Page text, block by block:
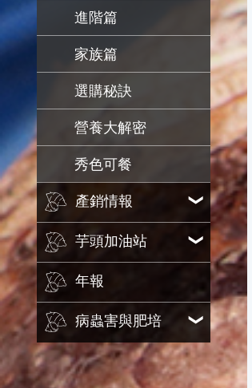
進階篇
家族篇
選購秘訣
營養大解密
秀色可餐
產銷情報
芋頭加油站
年報
病蟲害與肥培